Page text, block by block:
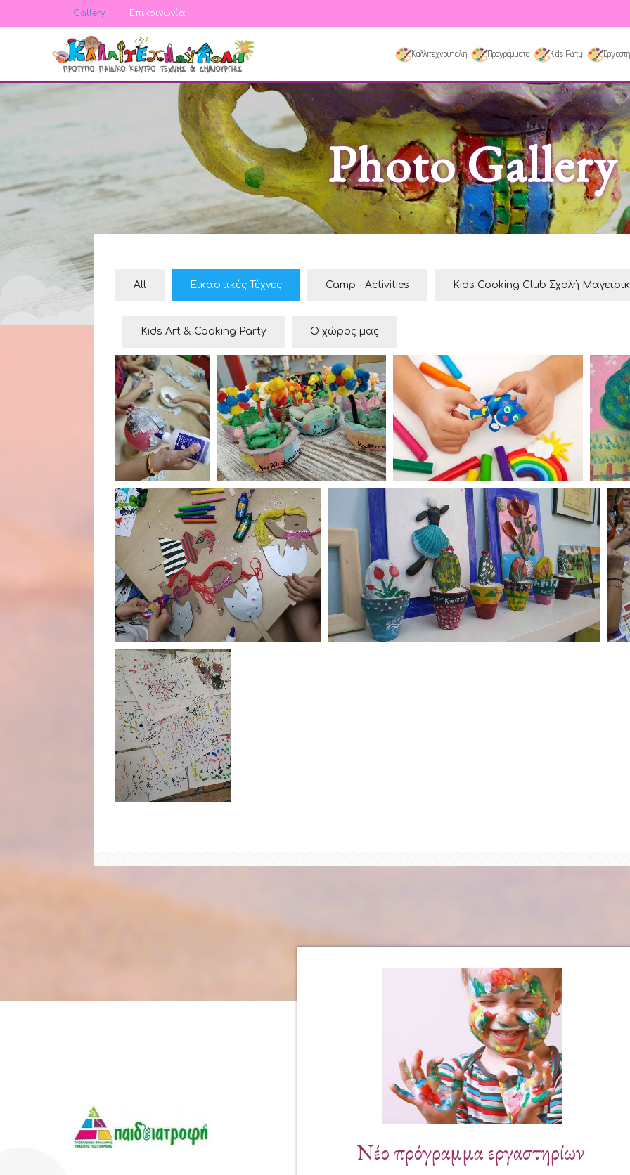
Gallery Επικοινωνία
Καλλιτεχνούπολη Προγράμματα Kids Party
Photo Gallery
All Εικαστικές Τέχνες Camp - Activities Kids Cooking Club Σχολή
Kids Art & Cooking Party Ο χώρος μας
Συνεργάτες
Νέο πρόγραμμα εργαστηρίων